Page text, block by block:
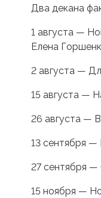
Два декана
1 августа —
Елена
2 августа —
15 августа —
26 августа —
13 сентября —
27 сентября —
15 ноября —